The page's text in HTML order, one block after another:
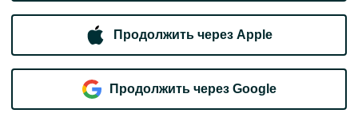
Продолжить через Apple
Продолжить через Google